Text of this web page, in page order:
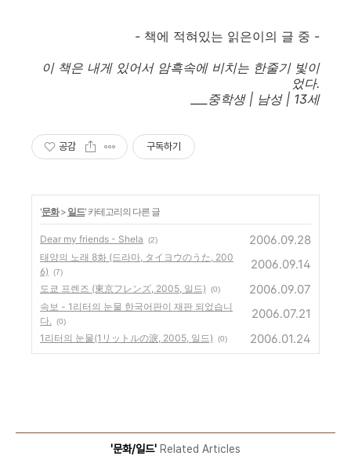
- 책에 적혀있는 읽은이의 글 중 -
이 책은 내게 있어서 암흑속에 비치는 한줄기 빛이
었다.
___중학생 | 남성 | 13세
공감 구독하기
'문화> 일드' 카테고리의 다른 글
Dear my friends - Shela (2) 2006.09.28
태양의 노래 8화 (드라마, タイヨウのうた, 200
6)
(7)
2006.09.14
도쿄 프렌즈 (東京フレンズ, 2005, 일드) (0) 2006.09.07
속보 - 1리터의 눈물 한국어판이 재판 되었습니
다. (0)
2006.07.21
1리터의 눈물(1リットルの淚, 2005, 일드) (0) 2006.01.24
'문화/일드' Related Articles